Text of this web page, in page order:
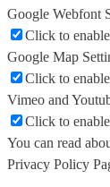
Google Webfont
Click to
Google Map
Click to
Vimeo and
Click to
You can read
Privacy Policy